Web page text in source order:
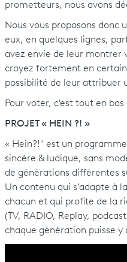
prometteurs, nous avons
Nous vous proposons donc
eux, en quelques lignes,
avez envie de leur montrer
croyez fortement en
possibilité de leur attribuer
Pour voter, c'est tout en
PROJET « HEIN ?! »
« Hein?!" est un
sincère & ludique, sans
de générations différentes
Un contenu qui s’adapte à
chacun et qui profite de la
(TV, RADIO, Replay,
chaque génération puisse y